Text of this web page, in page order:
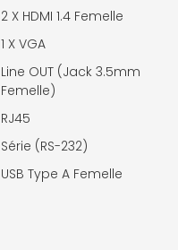
2 X HDMI 1.4 Femelle
1 X VGA
Line OUT (Jack 3.5mm
Femelle)
RJ45
Série (RS-232)
USB Type A Femelle